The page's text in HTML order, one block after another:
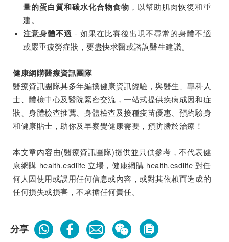
量的蛋白質和碳水化合物食物 ，以幫助肌肉恢復和重
建。
注意身體不適 - 如果在比賽後出現不尋常的身體不適
或嚴重疲勞症狀，要盡快求醫或諮詢醫生建議。
健康網購醫療資訊團隊
醫療資訊團隊具多年編撰健康資訊經驗，與醫生、專科人
士、體檢中心及醫院緊密交流，一站式提供疾病成因和症
狀、身體檢查推薦、身體檢查及接種疫苗優惠、預約驗身
和健康貼士，助你及早察覺健康需要，預防勝於治療！
本文章內容由(醫療資訊團隊)提供並只供參考，不代表健
康網購 health.esdlife 立場，健康網購 health.esdlife 對任
何人因使用或誤用任何信息或內容，或對其依賴而造成的
任何損失或損害，不承擔任何責任。
分享